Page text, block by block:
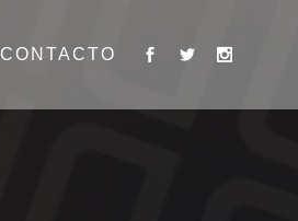
CONTACTO